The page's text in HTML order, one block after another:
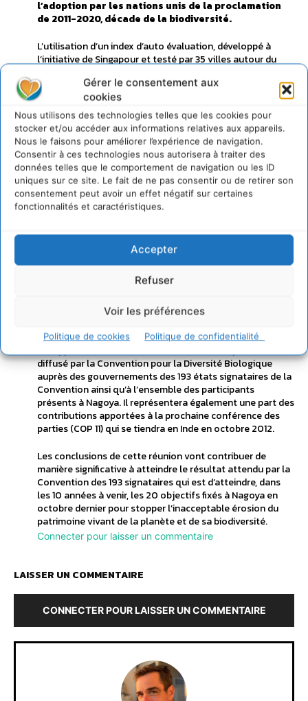
Gérer le consentement aux
cookies
Nous utilisons des technologies telles que les cookies pour
stocker et/ou accéder aux informations relatives aux appareils.
Nous le faisons pour améliorer l’expérience de navigation.
Consentir à ces technologies nous autorisera à traiter des
données telles que le comportement de navigation ou les ID
uniques sur ce site. Le fait de ne pas consentir ou de retirer son
consentement peut avoir un effet négatif sur certaines
fonctionnalités et caractéristiques.
Accepter
Refuser
Voir les préférences
Politique de cookies Politique de confidentialité
l’adoption par les nations unis de la proclamation
de 2011-2020, décade de la biodiversité.
L’utilisation d’un index d’auto évaluation, développé à
l’initiative de Singapour et testé par 35 villes autour du
locale et la gouvernance de ses services éco systémiques,
a été encouragée, afin que cette utilisation soit la plus
large possible sur un plan international.
De nombreux évènements dédiés à des aspects
spécifiques du plan stratégiques ont été également
envisagés. En plus de la réunion de ICLEI Local Action For
Biodiversity en Afrique du Sud en février prochain, des
réunions spécifiques seront organisées pour engager plus
en avant les villes et régions françaises, ainsi que les villes
A l’issue de cette réunion, Madame Le Maire de
Montpellier a accepté l’invitation de devenir membre du
Biodiversité, aux coté de Monsieur TREMBLAY, Maire
NIMPTSH, maire de Bonn et Monsieur KAWAMURA, maire
Le rapport détaillé de cette réunion de Montpellier sera
diffusé par la Convention pour la Diversité Biologique
auprès des gouvernements des 193 états signataires de la
Convention ainsi qu’à l’ensemble des participants
présents à Nagoya. Il représentera également une part des
contributions apportées à la prochaine conférence des
parties (COP 11) qui se tiendra en Inde en octobre 2012.
Les conclusions de cette réunion vont contribuer de
manière significative à atteindre le résultat attendu par la
Convention des 193 signataires qui est d’atteindre, dans
les 10 années à venir, les 20 objectifs fixés à Nagoya en
octobre dernier pour stopper l’inacceptable érosion du
patrimoine vivant de la planète et de sa biodiversité.
Connecter pour laisser un commentaire
LAISSER UN COMMENTAIRE
CONNECTER POUR LAISSER UN COMMENTAIRE